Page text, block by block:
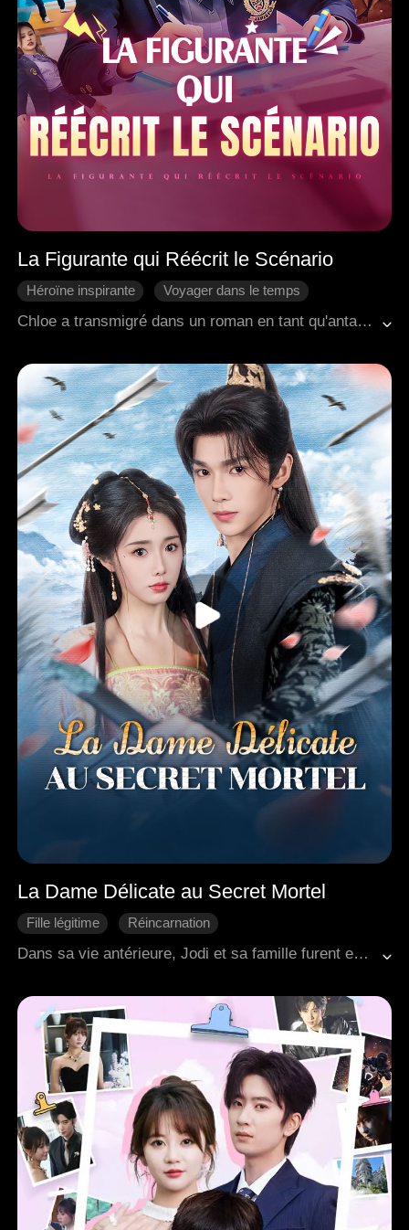
La Figurante qui Réécrit le Scénario
Héroïne inspirante
Voyager dans le temps
Aventure
Romance moderne
Chloe a transmigré dans un roman en tant qu'antagoniste. Dotée du pouvoir de modifier l'histoire, sa mission était de rester dans son rôle, de jouer les scènes clés, de changer son destin et de survivre jusqu'à la fin.
La Dame Délicate au Secret Mortel
Fille légitime
Réincarnation
L'amour naît avec le temps
Romance antique
Dans sa vie antérieure, Jodi et sa famille furent exécutés suite à de faux témoignages. Après sa renaissance, sa première mission fut de voler ces preuves accablantes. Son plan fut contrecarré par un homme qui s'immisça dans ses affaires – elle le poignarda, le maîtrisa et le dépouilla. Découvrant qu'il s'agissait du Prince Austin, elle se dissimula en dame fragile sous les regards de tous, mais il continua de la hanter, ses suspicions grandissant à chaque rencontre.